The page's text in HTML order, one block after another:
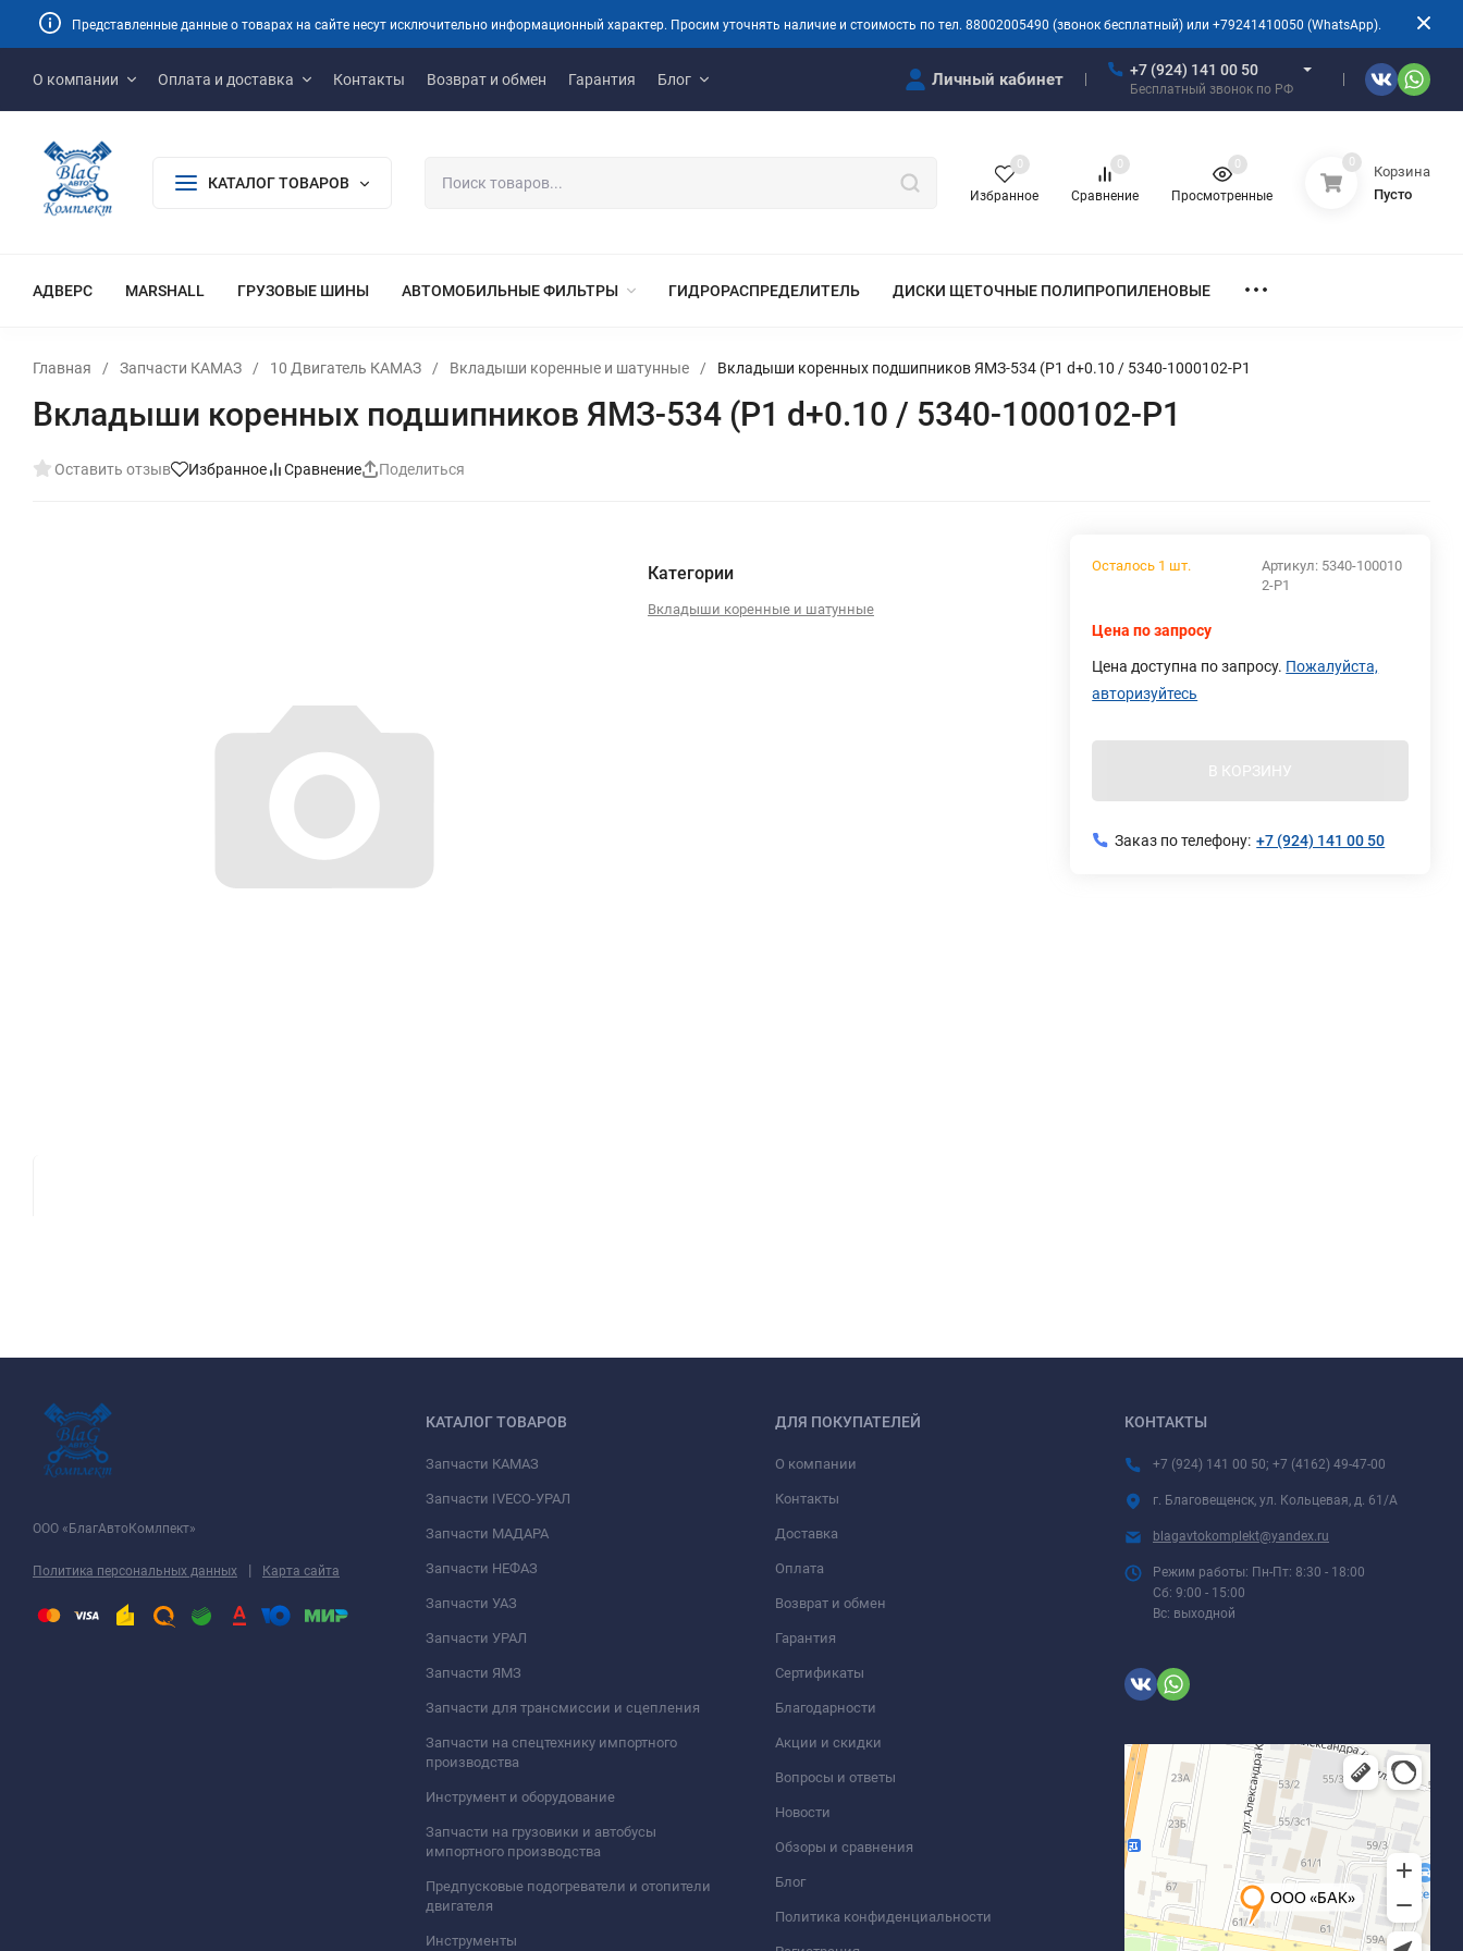
Представленные данные о товарах на сайте несут исключительно информационный характер. Просим уточнять наличие и стоимость по тел. 88002005490 (звонок бесплатный) или +79241410050 (WhatsApp).
О компании Оплата и доставка Контакты Возврат и обмен Гарантия Блог Личный кабинет +7 (924) 141 00 50
Бесплатный звонок по РФ
КАТАЛОГ ТОВАРОВ
Избранное
0
Сравнение
0
Просмотренные
0 0
Корзина
Пусто
АДВЕРС MARSHALL ГРУЗОВЫЕ ШИНЫ АВТОМОБИЛЬНЫЕ ФИЛЬТРЫ ГИДРОРАСПРЕДЕЛИТЕЛЬ ДИСКИ ЩЕТОЧНЫЕ ПОЛИПРОПИЛЕНОВЫЕ
Главная / Запчасти КАМАЗ / 10 Двигатель КАМАЗ / Вкладыши коренные и шатунные / Вкладыши коренных подшипников ЯМЗ-534 (Р1 d+0.10 / 5340-1000102-Р1
Вкладыши коренных подшипников ЯМЗ-534 (Р1 d+0.10 / 5340-1000102-Р1
Оставить отзыв Избранное Сравнение Поделиться
Категории
Вкладыши коренные и шатунные
Артикул: 5340-100010
2-Р1
Осталось 1 шт.
Цена по запросу
Цена доступна по запросу. Пожалуйста,
авторизуйтесь
В КОРЗИНУ
Заказ по телефону: +7 (924) 141 00 50
ООО «БлагАвтоКомлпект»
Политика персональных данных | Карта сайта
КАТАЛОГ ТОВАРОВ
Запчасти КАМАЗ
Запчасти IVECO-УРАЛ
Запчасти МАДАРА
Запчасти НЕФАЗ
Запчасти УАЗ
Запчасти УРАЛ
Запчасти ЯМЗ
Запчасти для трансмиссии и сцепления
Запчасти на спецтехнику импортного
производства
Инструмент и оборудование
Запчасти на грузовики и автобусы
импортного производства
Предпусковые подогреватели и отопители
двигателя
Инструменты
ДЛЯ ПОКУПАТЕЛЕЙ
О компании
Контакты
Доставка
Оплата
Возврат и обмен
Гарантия
Сертификаты
Благодарности
Акции и скидки
Вопросы и ответы
Новости
Обзоры и сравнения
Блог
Политика конфиденциальности
КОНТАКТЫ
+7 (924) 141 00 50; +7 (4162) 49-47-00
г. Благовещенск, ул. Кольцевая, д. 61/А
blagavtokomplekt@yandex.ru
Режим работы: Пн-Пт: 8:30 - 18:00
Сб: 9:00 - 15:00
Вс: выходной